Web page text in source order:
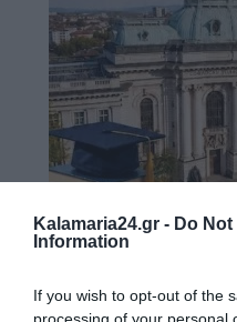
Kalamaria24.gr - Do
Information
If you wish to opt-out of the
processing of your personal